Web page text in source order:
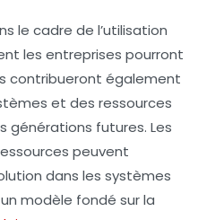
le cadre de l’utilisation
les entreprises pourront
contribueront également
et des ressources
générations futures. Les
peuvent
dans les systèmes
modèle fondé sur la